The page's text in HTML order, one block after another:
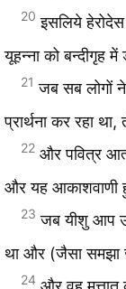
20 इसलिये
यूहन्ना को बन्दीगृह में
21 जब सब लोगों
प्रार्थना कर रहा
22 और पवित्र
और यह आकाशवाणी
23 जब यीशु आप
था और (जैसा समझा
24